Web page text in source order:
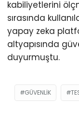
kabiliyetlerini
sırasında
yapay zeka
altyapısında
duyurmuştu.
GÜVENLIK